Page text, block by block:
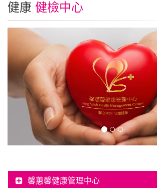
健康 健檢中心
馨蕙馨健康管理中心